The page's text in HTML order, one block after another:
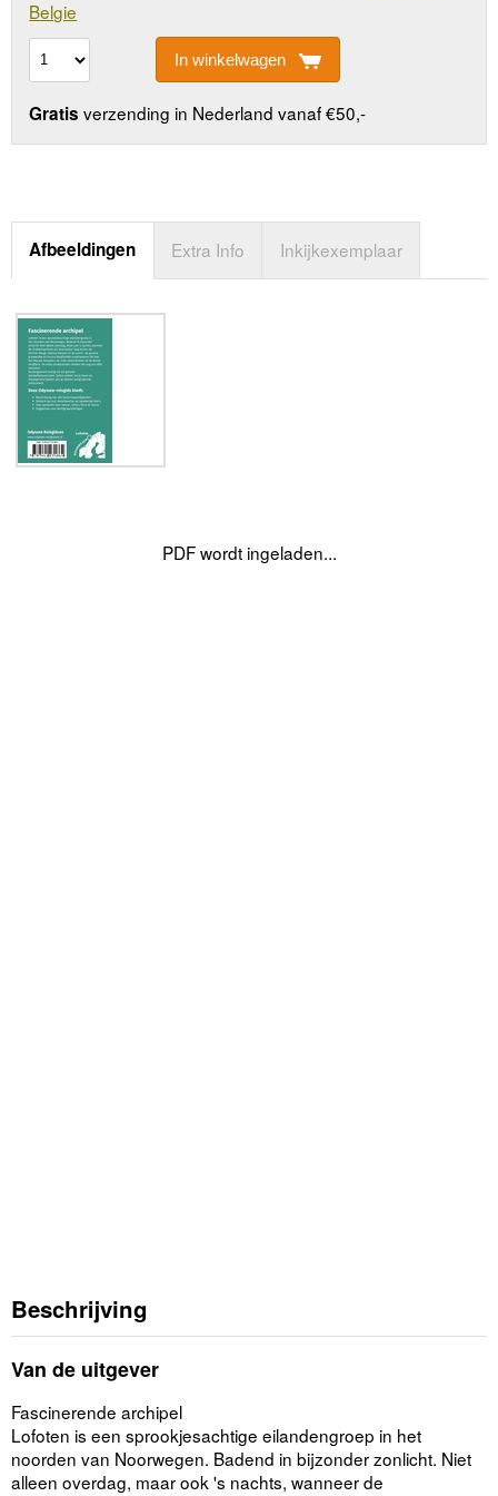
Belgie
In winkelwagen
Gratis verzending in Nederland vanaf €50,-
Afbeeldingen Extra Info Inkijkexemplaar
PDF wordt ingeladen...
Beschrijving
Van de uitgever
Fascinerende archipel
Lofoten is een sprookjesachtige eilandengroep in het
noorden van Noorwegen. Badend in bijzonder zonlicht. Niet
alleen overdag, maar ook 's nachts, wanneer de